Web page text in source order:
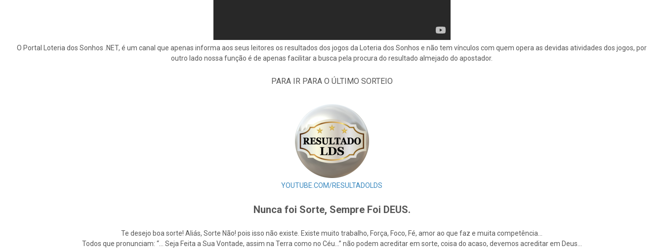
O Portal Loteria dos Sonhos .NET, é um canal que apenas informa aos seus leitores os resultados dos jogos da Loteria dos Sonhos e não tem vínculos com quem opera as devidas atividades dos jogos, por
outro lado nossa função é de apenas facilitar a busca pela procura do resultado almejado do apostador.
PARA IR PARA O ÚLTIMO SORTEIO
YOUTUBE.COM/RESULTADOLDS
Nunca foi Sorte, Sempre Foi DEUS.
Te desejo boa sorte! Aliás, Sorte Não! pois isso não existe. Existe muito trabalho, Força, Foco, Fé, amor ao que faz e muita competência…
Todos que pronunciam: “… Seja Feita a Sua Vontade, assim na Terra como no Céu…” não podem acreditar em sorte, coisa do acaso, devemos acreditar em Deus…